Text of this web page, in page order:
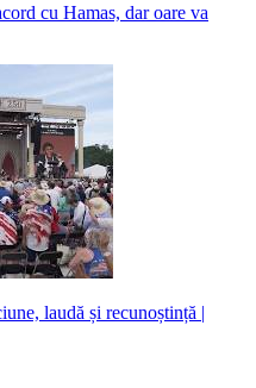
cu Hamas, dar oare va
laudă și recunoștință |